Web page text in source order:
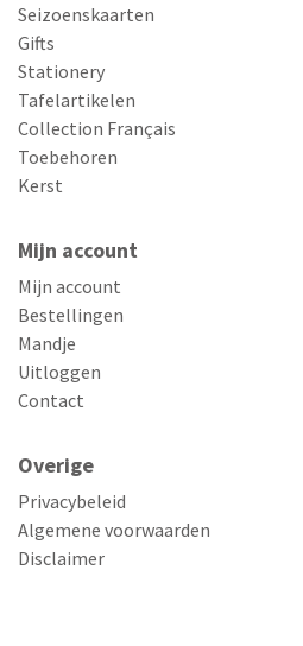
Seizoenskaarten
Gifts
Stationery
Tafelartikelen
Collection Français
Toebehoren
Kerst
Mijn account
Mijn account
Bestellingen
Mandje
Uitloggen
Contact
Overige
Privacybeleid
Algemene voorwaarden
Disclaimer